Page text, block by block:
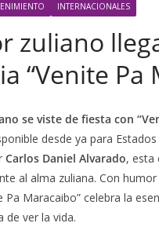
INTERNACIONALES
zuliano
“Venite Pa
se viste de fiesta con
desde ya para
Carlos Daniel Alvarado, esta
al alma zuliana. Con
Pa Maracaibo” celebra la
de ver la vida.